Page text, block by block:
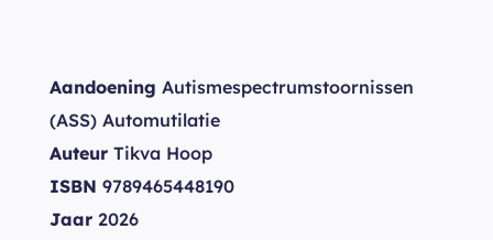
Aandoening Autismespectrumstoornissen
(ASS) Automutilatie
Auteur Tikva Hoop
ISBN 9789465448190
Jaar 2026